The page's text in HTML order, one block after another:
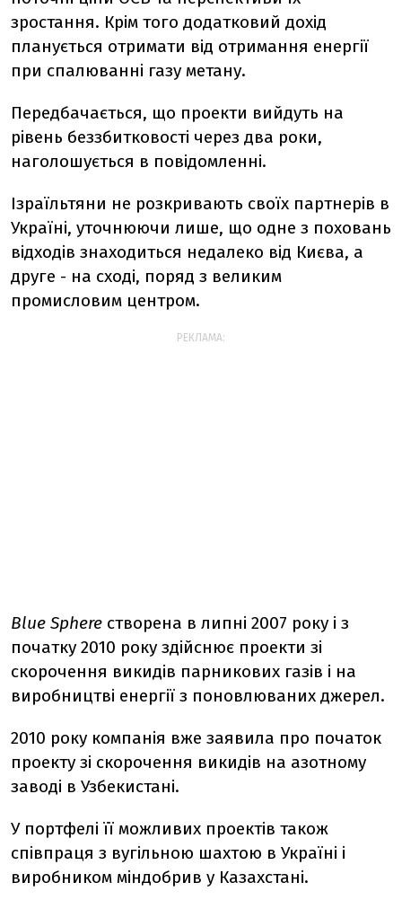
зростання. Крім того додатковий дохід
планується отримати від отримання енергії
при спалюванні газу метану.
Передбачається, що проекти вийдуть на
рівень беззбитковості через два роки,
наголошується в повідомленні.
Ізраїльтяни не розкривають своїх партнерів в
Україні, уточнюючи лише, що одне з поховань
відходів знаходиться недалеко від Києва, а
друге - на сході, поряд з великим
промисловим центром.
РЕКЛАМА:
Blue Sphere створена в липні 2007 року і з
початку 2010 року здійснює проекти зі
скорочення викидів парникових газів і на
виробництві енергії з поновлюваних джерел.
2010 року компанія вже заявила про початок
проекту зі скорочення викидів на азотному
заводі в Узбекистані.
У портфелі її можливих проектів також
співпраця з вугільною шахтою в Україні і
виробником міндобрив у Казахстані.